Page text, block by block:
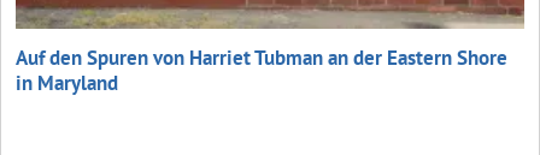
Auf den Spuren von Harriet Tubman an der Eastern Shore
in Maryland